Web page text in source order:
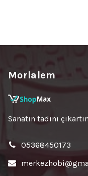
Morlalem
Sanatın tadını çıkartın
05368450173